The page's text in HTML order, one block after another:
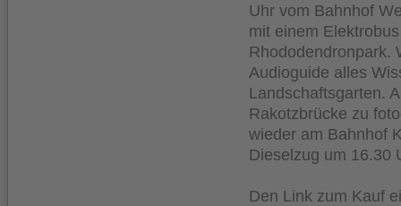
Uhr vom Bahnhof
mit einem
Rhododendronpark.
Audioguide alles
Landschaftsgarten.
Rakotzbrücke zu
wieder am Bahnhof
Dieselzug um 16.30
Den Link zum Kauf